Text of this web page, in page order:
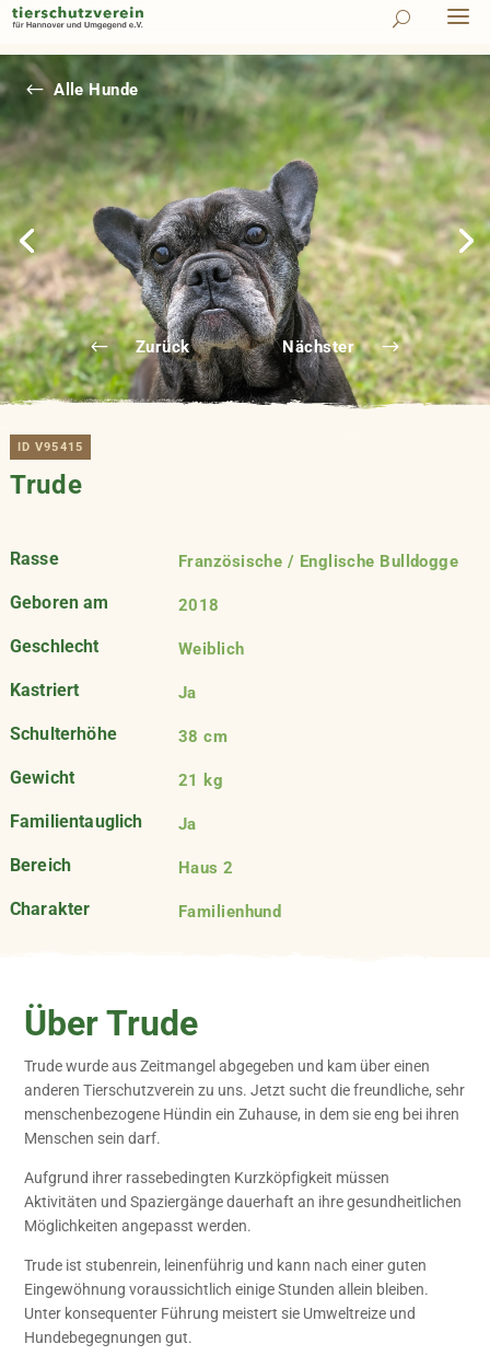
Zurück Nächster
# Alle Hunde
ID V95415
Trude
Rasse Französische / Englische Bulldogge
Geboren am 2018
Geschlecht Weiblich
Kastriert Ja
Schulterhöhe 38 cm
Gewicht 21 kg
Familientauglich Ja
Bereich Haus 2
Charakter Familienhund
Über Trude
Trude wurde aus Zeitmangel abgegeben und kam über einen
anderen Tierschutzverein zu uns. Jetzt sucht die freundliche, sehr
menschenbezogene Hündin ein Zuhause, in dem sie eng bei ihren
Menschen sein darf.
Aufgrund ihrer rassebedingten Kurzköpfigkeit müssen
Aktivitäten und Spaziergänge dauerhaft an ihre gesundheitlichen
Möglichkeiten angepasst werden.
Trude ist stubenrein, leinenführig und kann nach einer guten
Eingewöhnung voraussichtlich einige Stunden allein bleiben.
Unter konsequenter Führung meistert sie Umweltreize und
Hundebegegnungen gut.